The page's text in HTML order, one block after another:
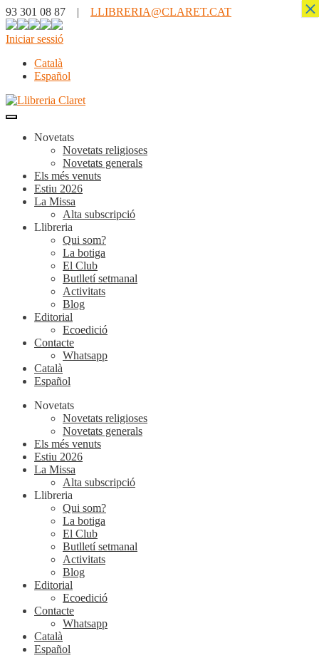
93 301 08 87 | LLIBRERIA@CLARET.CAT
Iniciar sessió
Català
Español
Novetats
Novetats religioses
Novetats generals
Els més venuts
Estiu 2026
La Missa
Alta subscripció
Llibreria
Qui som?
La botiga
El Club
Butlletí setmanal
Activitats
Blog
Editorial
Ecoedició
Contacte
Whatsapp
Català
Español
Novetats
Novetats religioses
Novetats generals
Els més venuts
Estiu 2026
La Missa
Alta subscripció
Llibreria
Qui som?
La botiga
El Club
Butlletí setmanal
Activitats
Blog
Editorial
Ecoedició
Contacte
Whatsapp
Català
Español
×